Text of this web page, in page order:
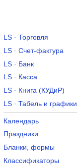
LS · Торговля
LS · Счет-фактура
LS · Банк
LS · Касса
LS · Книга (КУДиР)
LS · Табель и графики
Календарь
Праздники
Бланки, формы
Классификаторы